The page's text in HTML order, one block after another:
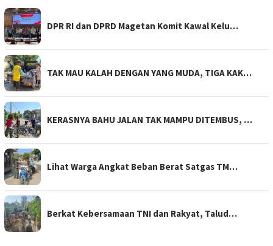
DPR RI dan DPRD Magetan Komit Kawal Kelu…
TAK MAU KALAH DENGAN YANG MUDA, TIGA KAK…
KERASNYA BAHU JALAN TAK MAMPU DITEMBUS, …
Lihat Warga Angkat Beban Berat Satgas TM…
Berkat Kebersamaan TNI dan Rakyat, Talud…